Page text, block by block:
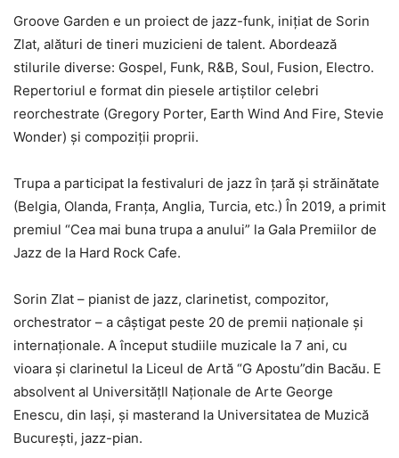
Groove Garden e un proiect de jazz-funk, inițiat de Sorin
Zlat, alături de tineri muzicieni de talent. Abordează
stilurile diverse: Gospel, Funk, R&B, Soul, Fusion, Electro.
Repertoriul e format din piesele artiștilor celebri
reorchestrate (Gregory Porter, Earth Wind And Fire, Stevie
Wonder) și compoziții proprii.
Trupa a participat la festivaluri de jazz în țară și străinătate
(Belgia, Olanda, Franța, Anglia, Turcia, etc.) În 2019, a primit
premiul “Cea mai buna trupa a anului” la Gala Premiilor de
Jazz de la Hard Rock Cafe.
Sorin Zlat – pianist de jazz, clarinetist, compozitor,
orchestrator – a câștigat peste 20 de premii naționale și
internaționale. A început studiile muzicale la 7 ani, cu
vioara și clarinetul la Liceul de Artă “G Apostu”din Bacău. E
absolvent al Universităţll Naționale de Arte George
Enescu, din Iaşi, și masterand la Universitatea de Muzică
București, jazz-pian.